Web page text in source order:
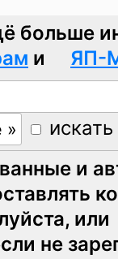
больше
и ЯП-
и
или
не